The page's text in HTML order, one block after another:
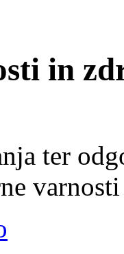
in
ter
varnosti